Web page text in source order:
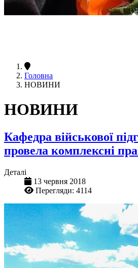
Головна
НОВИНИ
НОВИНИ
Кафедра військової
провела комплексні
Деталі
13 червня 2018
Перегляди: 4114